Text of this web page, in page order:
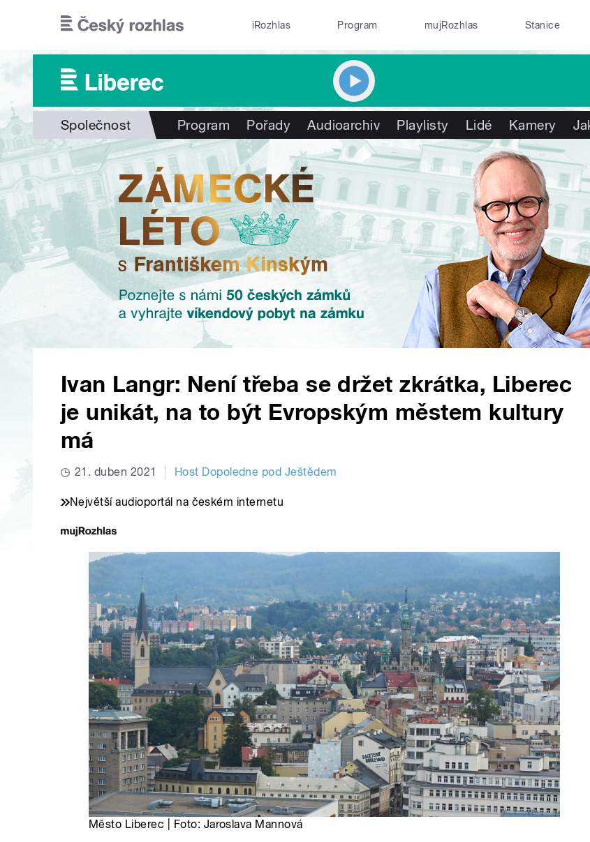
iRozhlas Program mujRozhlas Stanice
Společnost Program Pořady Audioarchiv Playlisty Lidé Kamery
Ivan Langr: Není třeba se držet zkrátka, Liberec
je unikát, na to být Evropským městem kultury
má
21. duben 2021 Host Dopoledne pod Ještědem
Největší audioportál na českém internetu
Město Liberec | Foto: Jaroslava Mannová